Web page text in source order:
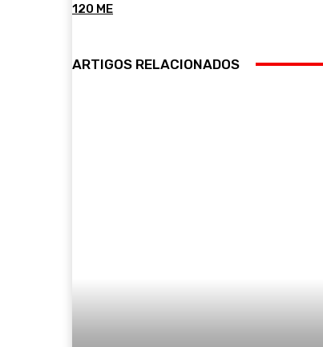
120 ME
ARTIGOS RELACIONADOS